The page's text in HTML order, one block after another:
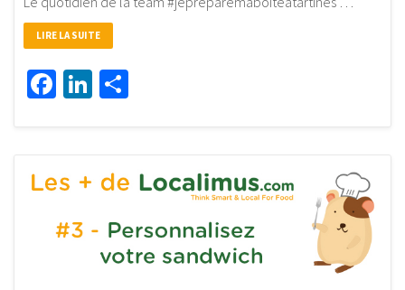
LIRE LA SUITE
Facebook
LinkedIn